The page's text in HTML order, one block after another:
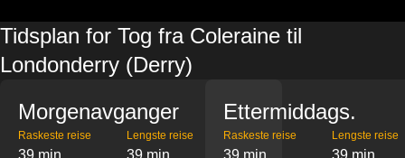
Tidsplan for Tog fra Coleraine til
Londonderry (Derry)
Morgenavganger
Raskeste reise
39 min
Lengste reise
39 min
Ettermiddags.
Raskeste reise
39 min
Lengste reise
39 min